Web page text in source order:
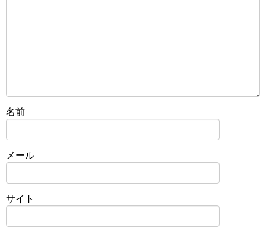
名前
メール
サイト